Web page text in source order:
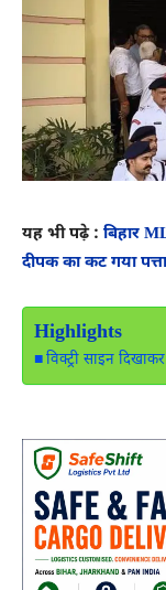
यह भी पढ़े : बिहार
दीपक का कट गया पत्ता
Highlights
विक्ट्री साइन